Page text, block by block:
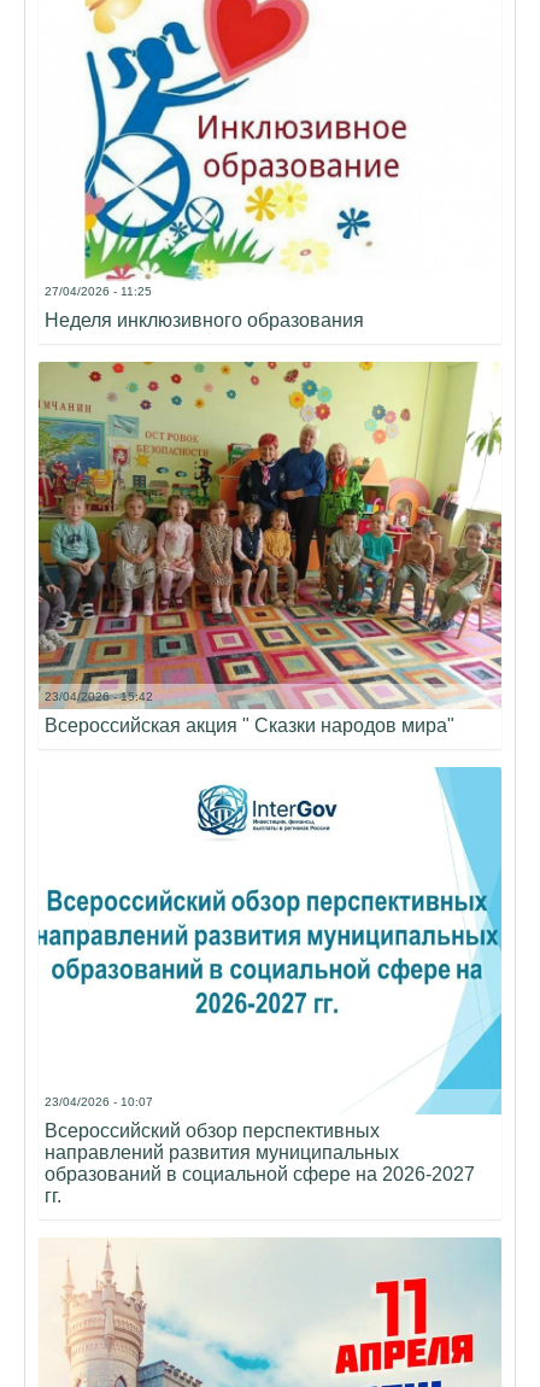
27/04/2026 - 11:25
Неделя инклюзивного образования
23/04/2026 - 15:42
Всероссийская акция " Сказки народов мира"
23/04/2026 - 10:07
Всероссийский обзор перспективных
направлений развития муниципальных
образований в социальной сфере на 2026-2027
гг.